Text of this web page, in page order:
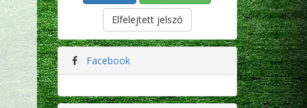
Elfelejtett jelszó
Facebook